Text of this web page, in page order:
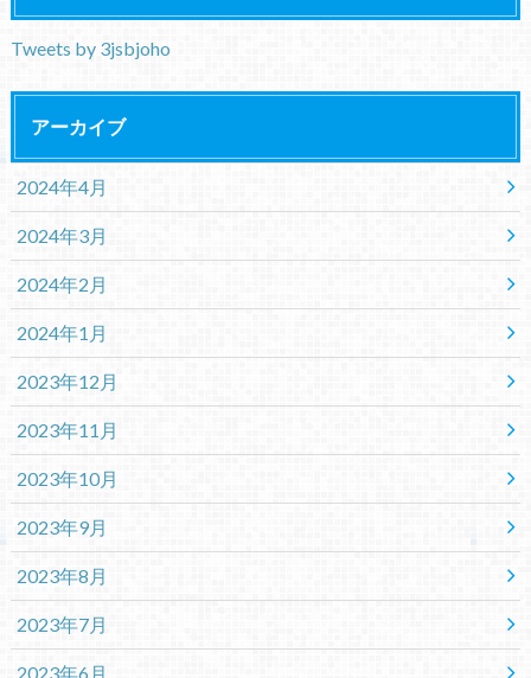
Tweets by 3jsbjoho
アーカイブ
2024年4月
2024年3月
2024年2月
2024年1月
2023年12月
2023年11月
2023年10月
2023年9月
2023年8月
2023年7月
2023年6月